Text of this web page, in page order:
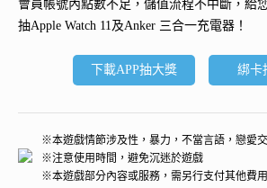
會員帳號內點數不足，儲值流程不中斷，給
抽Apple Watch 11及Anker 三合一充電器 ！
下載APP抽大獎 綁卡
※本遊戲情節涉及性，暴力，不當言語，戀愛
※注意使用時間，避免沉迷於遊戲
※本遊戲部分內容或服務，需另行支付其他費用